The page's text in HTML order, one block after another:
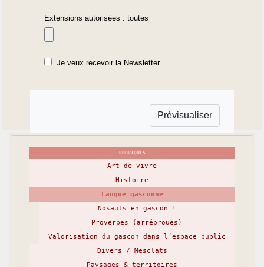
Extensions autorisées : toutes
Je veux recevoir la Newsletter
RUBRIQUES
Art de vivre
Histoire
Langue gasconne
Nosauts en gascon !
Proverbes (arréprouès)
Valorisation du gascon dans l’espace public
Divers / Mesclats
Paysages & territoires